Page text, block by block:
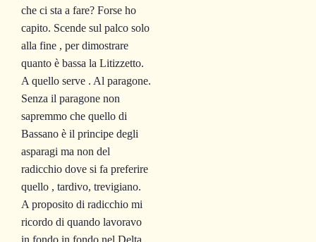
che ci sta a fare? Forse ho
capito. Scende sul palco solo
alla fine , per dimostrare
quanto è bassa la Litizzetto.
A quello serve . Al paragone.
Senza il paragone non
sapremmo che quello di
Bassano è il principe degli
asparagi ma non del
radicchio dove si fa preferire
quello , tardivo, trevigiano.
A proposito di radicchio mi
ricordo di quando lavoravo